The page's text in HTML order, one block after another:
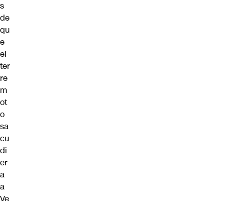
s
de
qu
e
el
ter
re
m
ot
o
sa
cu
di
er
a
a
Ve